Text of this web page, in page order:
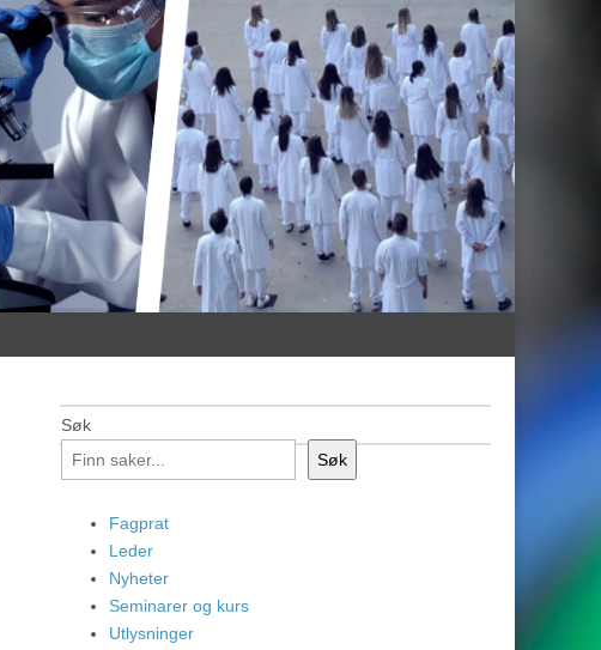
Søk
Søk
Fagprat
Leder
Nyheter
Seminarer og kurs
Utlysninger